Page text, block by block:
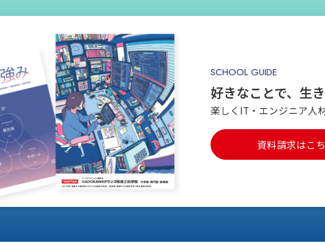
SCHOOL GUIDE
好きなことで、生き
楽しくIT・エンジニア人
資料請求はこ